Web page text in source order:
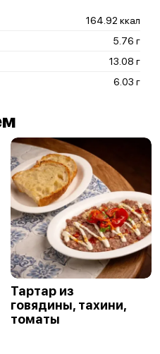
164.92 ккал
5.76 г
13.08 г
6.03 г
Тартар из
говядины, тахини,
томаты